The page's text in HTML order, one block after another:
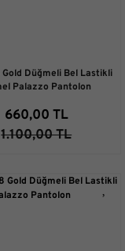
Gold Düğmeli Bel Lastikli
Palazzo Pantolon
660,00 TL
1.100,00 TL